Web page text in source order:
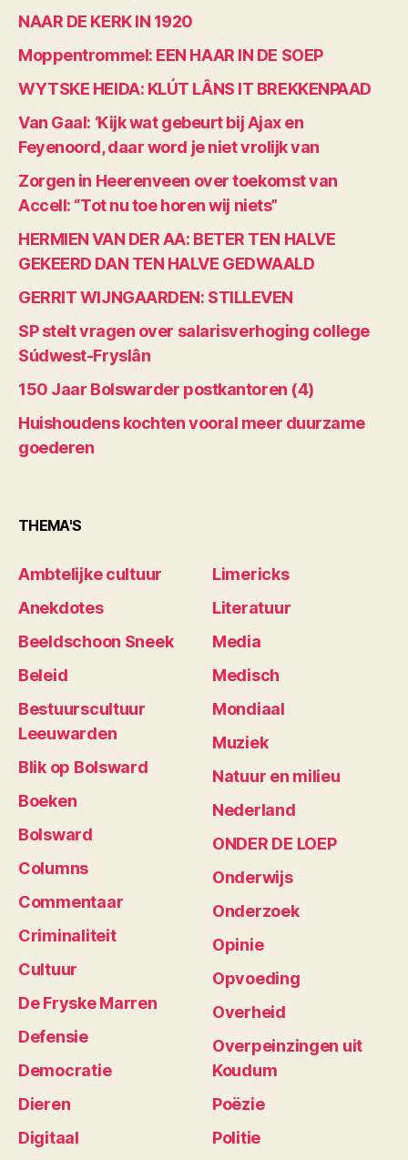
NAAR DE KERK IN 1920
Moppentrommel: EEN HAAR IN DE SOEP
WYTSKE HEIDA: KLÚT LÂNS IT BREKKENPAAD
Van Gaal: ‘Kijk wat gebeurt bij Ajax en
Feyenoord, daar word je niet vrolijk van
Zorgen in Heerenveen over toekomst van
Accell: “Tot nu toe horen wij niets”
HERMIEN VAN DER AA: BETER TEN HALVE
GEKEERD DAN TEN HALVE GEDWAALD
GERRIT WIJNGAARDEN: STILLEVEN
SP stelt vragen over salarisverhoging college
Súdwest-Fryslân
150 Jaar Bolswarder postkantoren (4)
Huishoudens kochten vooral meer duurzame
goederen
THEMA'S
Ambtelijke cultuur
Anekdotes
Beeldschoon Sneek
Beleid
Bestuurscultuur
Leeuwarden
Blik op Bolsward
Boeken
Bolsward
Columns
Commentaar
Criminaliteit
Cultuur
De Fryske Marren
Defensie
Democratie
Dieren
Digitaal
Limericks
Literatuur
Media
Medisch
Mondiaal
Muziek
Natuur en milieu
Nederland
ONDER DE LOEP
Onderwijs
Onderzoek
Opinie
Opvoeding
Overheid
Overpeinzingen uit
Koudum
Poëzie
Politie